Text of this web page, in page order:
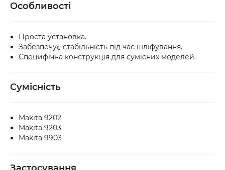
Особливості
Проста установка.
Забезпечує стабільність під час шліфування.
Специфічна конструкція для сумісних моделей.
Сумісність
Makita 9202
Makita 9203
Makita 9903